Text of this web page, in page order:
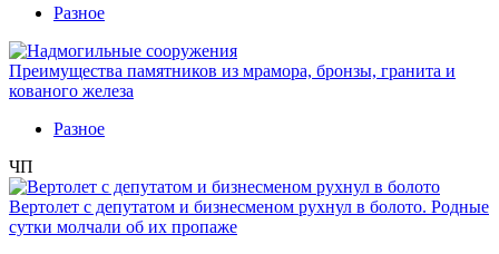
Разное
Преимущества памятников из мрамора, бронзы, гранита и
кованого железа
Разное
ЧП
Вертолет с депутатом и бизнесменом рухнул в болото. Родные
сутки молчали об их пропаже